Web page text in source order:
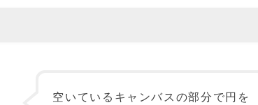
空いているキャンバスの部分で円を